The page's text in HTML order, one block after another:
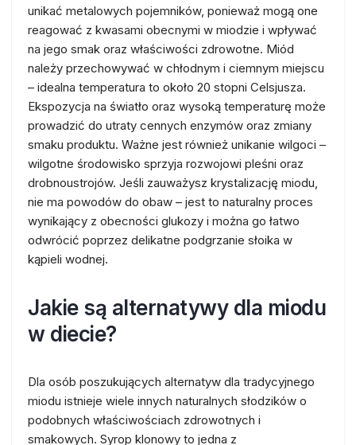
unikać metalowych pojemników, ponieważ mogą one
reagować z kwasami obecnymi w miodzie i wpływać
na jego smak oraz właściwości zdrowotne. Miód
należy przechowywać w chłodnym i ciemnym miejscu
– idealna temperatura to około 20 stopni Celsjusza.
Ekspozycja na światło oraz wysoką temperaturę może
prowadzić do utraty cennych enzymów oraz zmiany
smaku produktu. Ważne jest również unikanie wilgoci –
wilgotne środowisko sprzyja rozwojowi pleśni oraz
drobnoustrojów. Jeśli zauważysz krystalizację miodu,
nie ma powodów do obaw – jest to naturalny proces
wynikający z obecności glukozy i można go łatwo
odwrócić poprzez delikatne podgrzanie słoika w
kąpieli wodnej.
Jakie są alternatywy dla miodu
w diecie?
Dla osób poszukujących alternatyw dla tradycyjnego
miodu istnieje wiele innych naturalnych słodzików o
podobnych właściwościach zdrowotnych i
smakowych. Syrop klonowy to jedna z